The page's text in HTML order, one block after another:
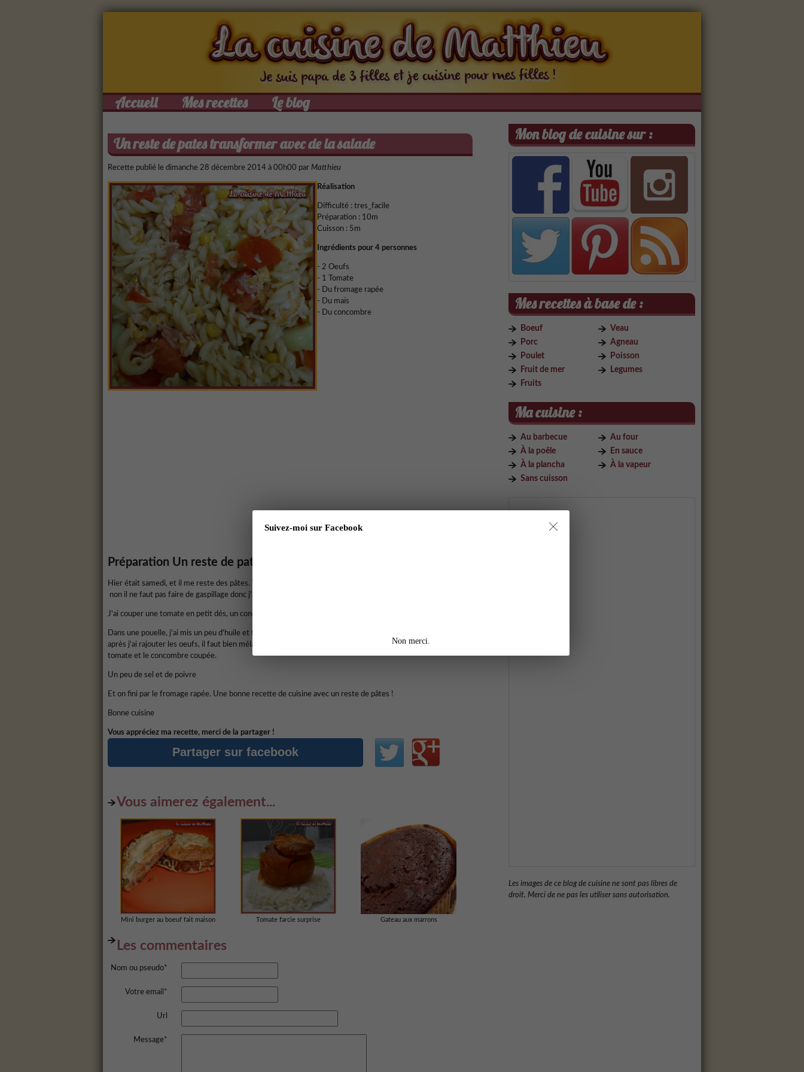
Accueil Mes recettes Le blog
Un reste de pates transformer avec de la salade
Recette publié le dimanche 28 décembre 2014 à 00h00 par Matthieu
Réalisation
Difficulté : tres_facile
Préparation : 10m
Cuisson : 5m
Ingrédients pour 4 personnes
- 2 Oeufs
- 1 Tomate
- Du fromage rapée
- Du maïs
- Du concombre
Préparation Un reste de pates transformer avec de la salade
Hier était samedi, et il me reste des pâtes. Vous devez souvent être dans le même cas ? Que faire jettée ?
non il ne faut pas faire de gaspillage donc j'ai réaliser un nouveau plat avec les pâtes.
J'ai couper une tomate en petit dés, un concombre aussi en petit dés.
Dans une pouelle, j'ai mis un peu d'huile et fais revenir les pâtes pour qu'elles soient chaudes, 2 minutes
après j'ai rajouter les oeufs, il faut bien mélangée quand la cuisson des oeufs est presque bonne je rajoute la
tomate et le concombre coupée.
Un peu de sel et de poivre
Et on fini par le fromage rapée. Une bonne recette de cuisine avec un reste de pâtes !
Bonne cuisine
Vous appréciez ma recette, merci de la partager !
Partager sur facebook
Vous aimerez également...
Mini burger au boeuf fait maison Tomate farcie surprise Gateau aux marrons
Les commentaires
Nom ou pseudo*
Votre email*
Url
Message*
Mon blog de cuisine sur :
Mes recettes à base de :
Boeuf
Veau
Porc
Agneau
Poulet
Poisson
Fruit de mer
Legumes
Fruits
Ma cuisine :
Au barbecue
Au four
À la poêle
En sauce
À la plancha
À la vapeur
Sans cuisson
Les images de ce blog de cuisine ne sont pas libres de
droit. Merci de ne pas les utiliser sans autorisation.
Suivez-moi sur Facebook
Non merci.